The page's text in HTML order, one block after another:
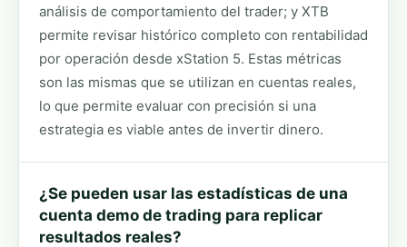
análisis de comportamiento del trader; y XTB
permite revisar histórico completo con rentabilidad
por operación desde xStation 5. Estas métricas
son las mismas que se utilizan en cuentas reales,
lo que permite evaluar con precisión si una
estrategia es viable antes de invertir dinero.
¿Se pueden usar las estadísticas de una
cuenta demo de trading para replicar
resultados reales?